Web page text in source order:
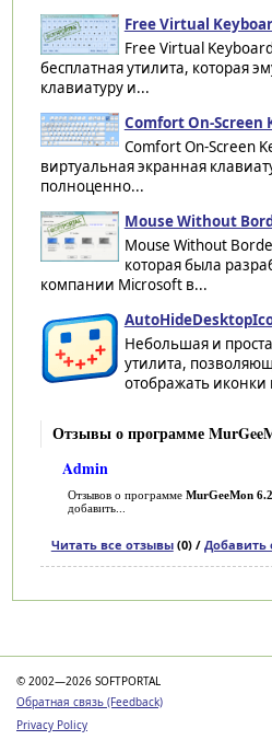
Free Virtual
Free Virtual
бесплатная утилита, которая
клавиатуру и...
Comfort On-Screen
Comfort On-Screen
виртуальная экранная
полноценно...
Mouse Without
Mouse Without
которая была
компании Microsoft в...
Небольшая и
утилита,
отображать иконки
Отзывы о программе
Admin
Отзывов о программе MurGeeMon 6.2
добавить...
Читать все отзывы(0) / Добавить
© 2002—2026 SOFTPORTAL
Обратная связь (Feedback)
Privacy Policy